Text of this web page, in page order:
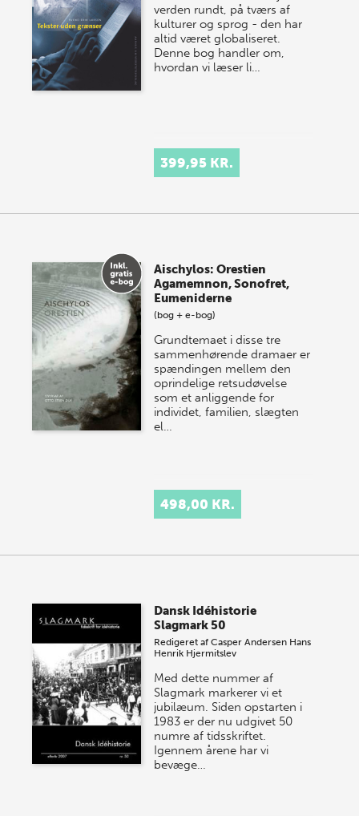
verden rundt, på tværs af
kulturer og sprog - den har
altid været globaliseret.
Denne bog handler om,
hvordan vi læser li…
399,95 KR.
Aischylos: Orestien
Agamemnon, Sonofret,
Eumeniderne
(bog + e-bog)
Grundtemaet i disse tre
sammenhørende dramaer er
spændingen mellem den
oprindelige retsudøvelse
som et anliggende for
individet, familien, slægten
el…
498,00 KR.
Dansk Idéhistorie
Slagmark 50
Redigeret afCasper Andersen Hans
Henrik Hjermitslev
Med dette nummer af
Slagmark markerer vi et
jubilæum. Siden opstarten i
1983 er der nu udgivet 50
numre af tidsskriftet.
Igennem årene har vi
bevæge…